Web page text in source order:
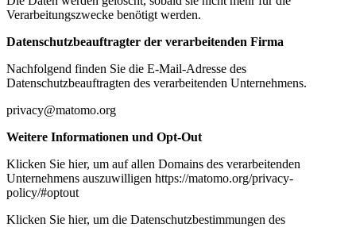
Verarbeitungszwecke benötigt werden.
Datenschutzbeauftragter der verarbeitenden Firma
Nachfolgend finden Sie die E-Mail-Adresse des
Datenschutzbeauftragten des verarbeitenden Unternehmens.
privacy@matomo.org
Weitere Informationen und Opt-Out
Klicken Sie hier, um auf allen Domains des verarbeitenden
Unternehmens auszuwilligen https://matomo.org/privacy-
policy/#optout
Klicken Sie hier, um die Datenschutzbestimmungen des